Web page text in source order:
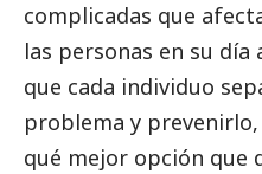
complicadas que
las personas en su
que cada individuo
problema y
qué mejor opción que